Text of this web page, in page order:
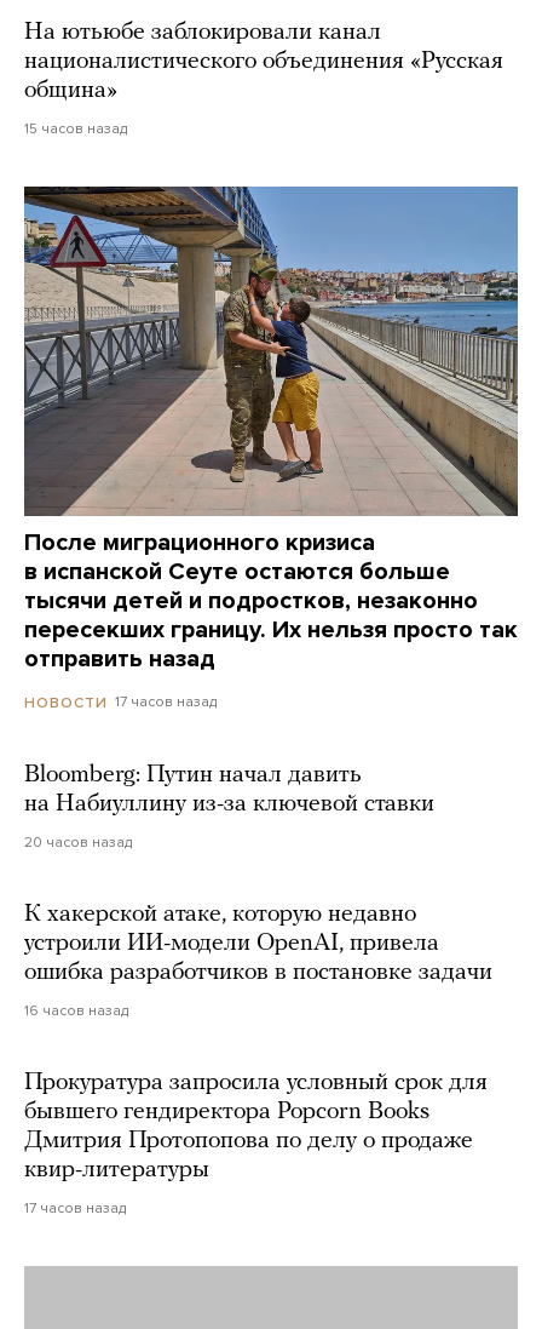
На ютьюбе заблокировали канал
националистического объединения «Русская
община»
15 часов назад
После миграционного кризиса
в испанской Сеуте остаются больше
тысячи детей и подростков, незаконно
пересекших границу. Их нельзя просто так
отправить назад
НОВОСТИ 17 часов назад
Bloomberg: Путин начал давить
на Набиуллину из-за ключевой ставки
20 часов назад
К хакерской атаке, которую недавно
устроили ИИ-модели OpenAI, привела
ошибка разработчиков в постановке задачи
16 часов назад
Прокуратура запросила условный срок для
бывшего гендиректора Popcorn Books
Дмитрия Протопопова по делу о продаже
квир-литературы
17 часов назад